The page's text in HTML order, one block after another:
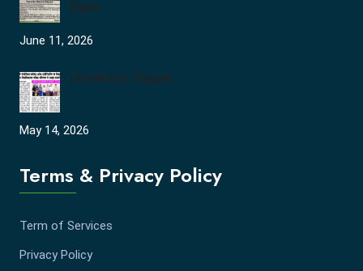
Open
June 11, 2026
University Topper
May 14, 2026
Terms & Privacy Policy
Term of Services
Privacy Policy